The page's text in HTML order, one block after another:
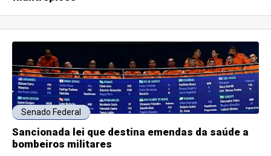
Senado Federal
Sancionada lei que destina emendas da saúde a
bombeiros militares